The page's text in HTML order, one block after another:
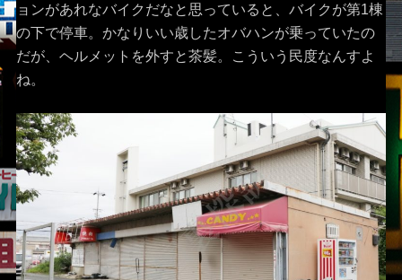
ョンがあれなバイクだなと思っていると、バイクが第1棟
の下で停車。かなりいい歳したオバハンが乗っていたの
だが、ヘルメットを外すと茶髪。こういう民度なんすよ
ね。